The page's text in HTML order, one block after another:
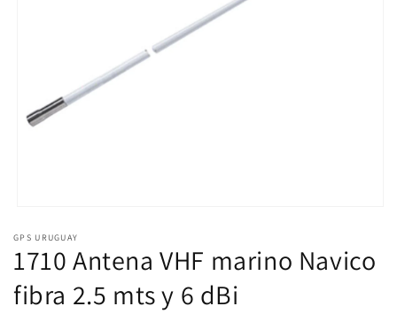
multimedia
1
en
ventana
modal
GPS URUGUAY
1710 Antena VHF marino Navico
fibra 2.5 mts y 6 dBi